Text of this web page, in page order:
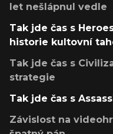
let nešlápnul vedle
Tak jde čas s
historie kultovní
Tak jde čas s
strategie
Tak jde čas s
Závislost na